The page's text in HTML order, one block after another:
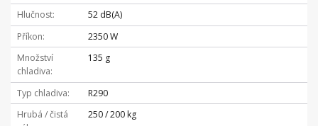
Hlučnost
52 dB(A)
Příkon
2350 W
Množství
chladiva
135 g
Typ chladiva
R290
Hrubá / čistá
250 / 200 kg